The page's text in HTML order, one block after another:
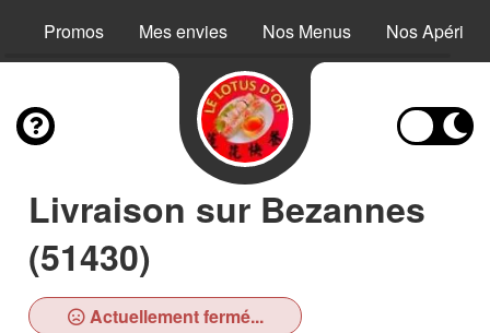
Promos Mes envies Nos Menus Nos Apéritifs
Livraison sur Bezannes
(51430)
Actuellement fermé...